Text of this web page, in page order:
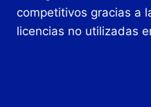
competitivos gracias a
licencias no utilizadas